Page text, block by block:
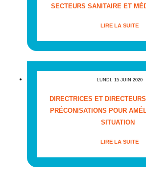
SECTEURS SANITAIRE ET
LIRE LA SUITE
LUNDI, 15 JUIN 2020
DIRECTRICES ET
PRÉCONISATIONS POUR
SITUATION
LIRE LA SUITE